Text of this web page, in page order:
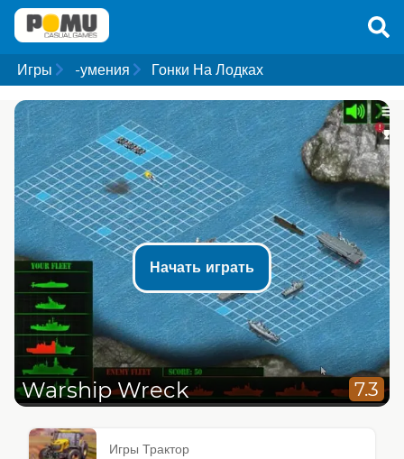
Игры -умения Гонки На Лодках
Начать играть
Warship Wreck 7.3
Игры Трактор